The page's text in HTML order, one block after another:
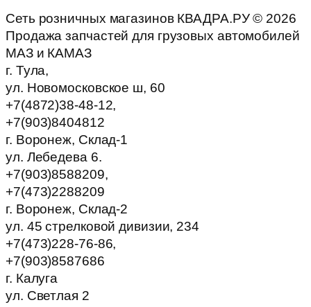
Сеть розничных магазинов КВАДРА.РУ © 2026
Продажа запчастей для грузовых автомобилей
МАЗ и КАМАЗ
г. Тула,
ул. Новомосковское ш, 60
+7(4872)38-48-12,
+7(903)8404812
г. Воронеж, Склад-1
ул. Лебедева 6.
+7(903)8588209,
+7(473)2288209
г. Воронеж, Склад-2
ул. 45 стрелковой дивизии, 234
+7(473)228-76-86,
+7(903)8587686
г. Калуга
ул. Светлая 2